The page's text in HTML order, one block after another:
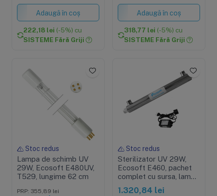
Adaugă în coș
222,18 lei (-5%) cu
SISTEME Fără Griji
Adaugă în coș
318,77 lei (-5%) cu
SISTEME Fără Griji
Stoc redus
Lampa de schimb UV
29W, Ecosoft E480UV,
T529, lungime 62 cm
PRP: 355,89 lei
Stoc redus
Sterilizator UV 29W,
Ecosoft E460, pachet
complet cu sursa, lampa
1.320,84 lei